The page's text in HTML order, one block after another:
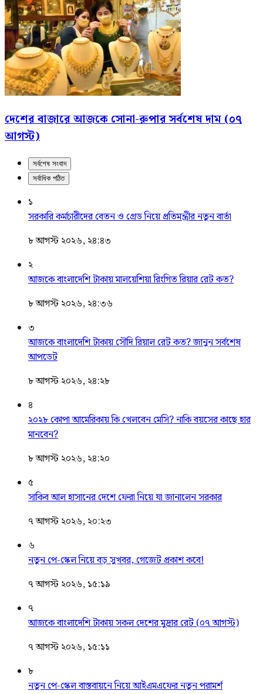
দেশের বাজারে আজকে সোনা-রুপার সর্বশেষ দাম (০৭
আগস্ট)
সর্বশেষ সংবাদ
সর্বাধিক পঠিত
১
সরকারি কর্মচারীদের বেতন ও গ্রেড নিয়ে প্রতিমন্ত্রীর নতুন বার্তা
৮ আগস্ট ২০২৬, ২৪:৪৩
২
আজকে বাংলাদেশি টাকায় মালয়েশিয়া রিংগিত রিয়ার রেট কত?
৮ আগস্ট ২০২৬, ২৪:৩৬
৩
আজকে বাংলাদেশি টাকায় সৌদি রিয়াল রেট কত? জানুন সর্বশেষ
আপডেট
৮ আগস্ট ২০২৬, ২৪:২৮
৪
২০২৮ কোপা আমেরিকায় কি খেলবেন মেসি? নাকি বয়সের কাছে হার
মানবেন?
৮ আগস্ট ২০২৬, ২৪:২০
৫
সাকিব আল হাসানের দেশে ফেরা নিয়ে যা জানালেন সরকার
৭ আগস্ট ২০২৬, ২০:২৩
৬
নতুন পে-স্কেল নিয়ে বড় সুখবর, গেজেট প্রকাশ কবে!
৭ আগস্ট ২০২৬, ১৫:১৯
৭
আজকে বাংলাদেশি টাকায় সকল দেশের মুদ্রার রেট (০৭ আগস্ট)
৭ আগস্ট ২০২৬, ১৫:১১
৮
নতুন পে-স্কেল বাস্তবায়নে নিয়ে আইএমএফের নতুন পরামর্শ